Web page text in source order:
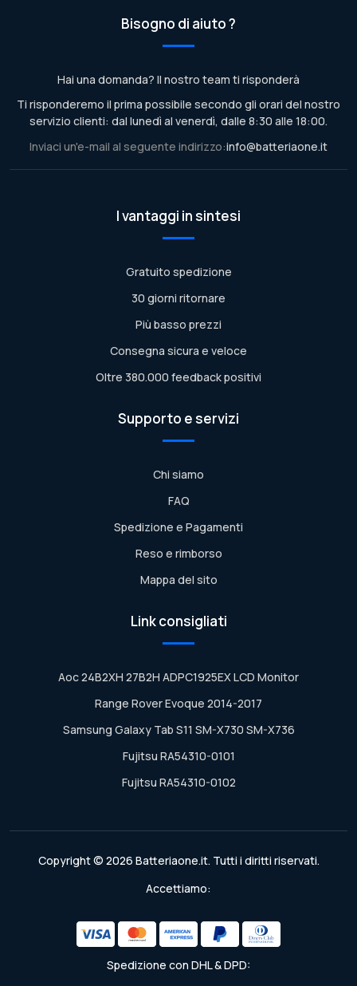
Bisogno di aiuto ?
Hai una domanda? Il nostro team ti risponderà
Ti risponderemo il prima possibile secondo gli orari del nostro
servizio clienti: dal lunedì al venerdì, dalle 8:30 alle 18:00.
Inviaci un'e-mail al seguente indirizzo:info@batteriaone.it
I vantaggi in sintesi
Gratuito spedizione
30 giorni ritornare
Più basso prezzi
Consegna sicura e veloce
Oltre 380.000 feedback positivi
Supporto e servizi
Chi siamo
FAQ
Spedizione e Pagamenti
Reso e rimborso
Mappa del sito
Link consigliati
Aoc 24B2XH 27B2H ADPC1925EX LCD Monitor
Range Rover Evoque 2014-2017
Samsung Galaxy Tab S11 SM-X730 SM-X736
Fujitsu RA54310-0101
Fujitsu RA54310-0102
Copyright © 2026 Batteriaone.it. Tutti i diritti riservati.
Accettiamo:
Spedizione con DHL & DPD: